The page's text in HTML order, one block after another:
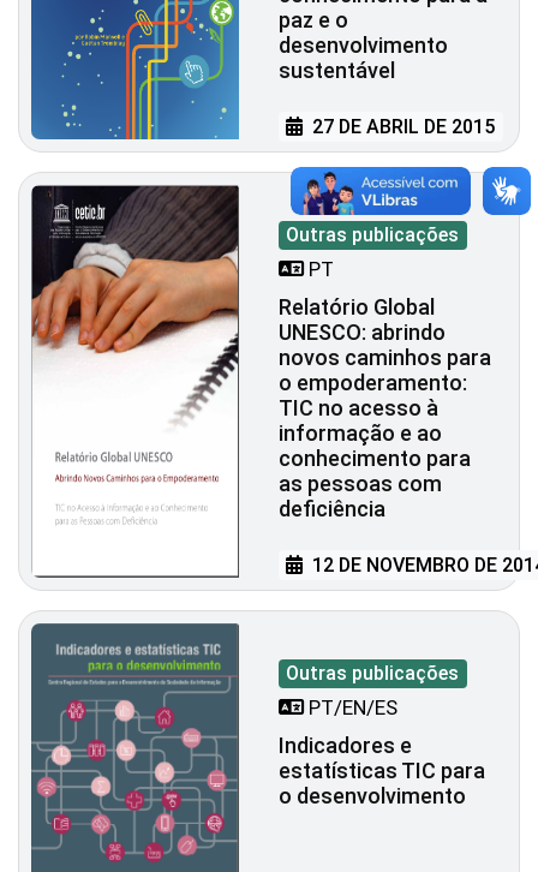
paz e o
desenvolvimento
sustentável
27 DE ABRIL DE 2015
Outras publicações
PT
Relatório Global
UNESCO: abrindo
novos caminhos para
o empoderamento:
TIC no acesso à
informação e ao
conhecimento para
as pessoas com
deficiência
12 DE NOVEMBRO DE
Outras publicações
PT/EN/ES
Indicadores e
estatísticas TIC para
o desenvolvimento